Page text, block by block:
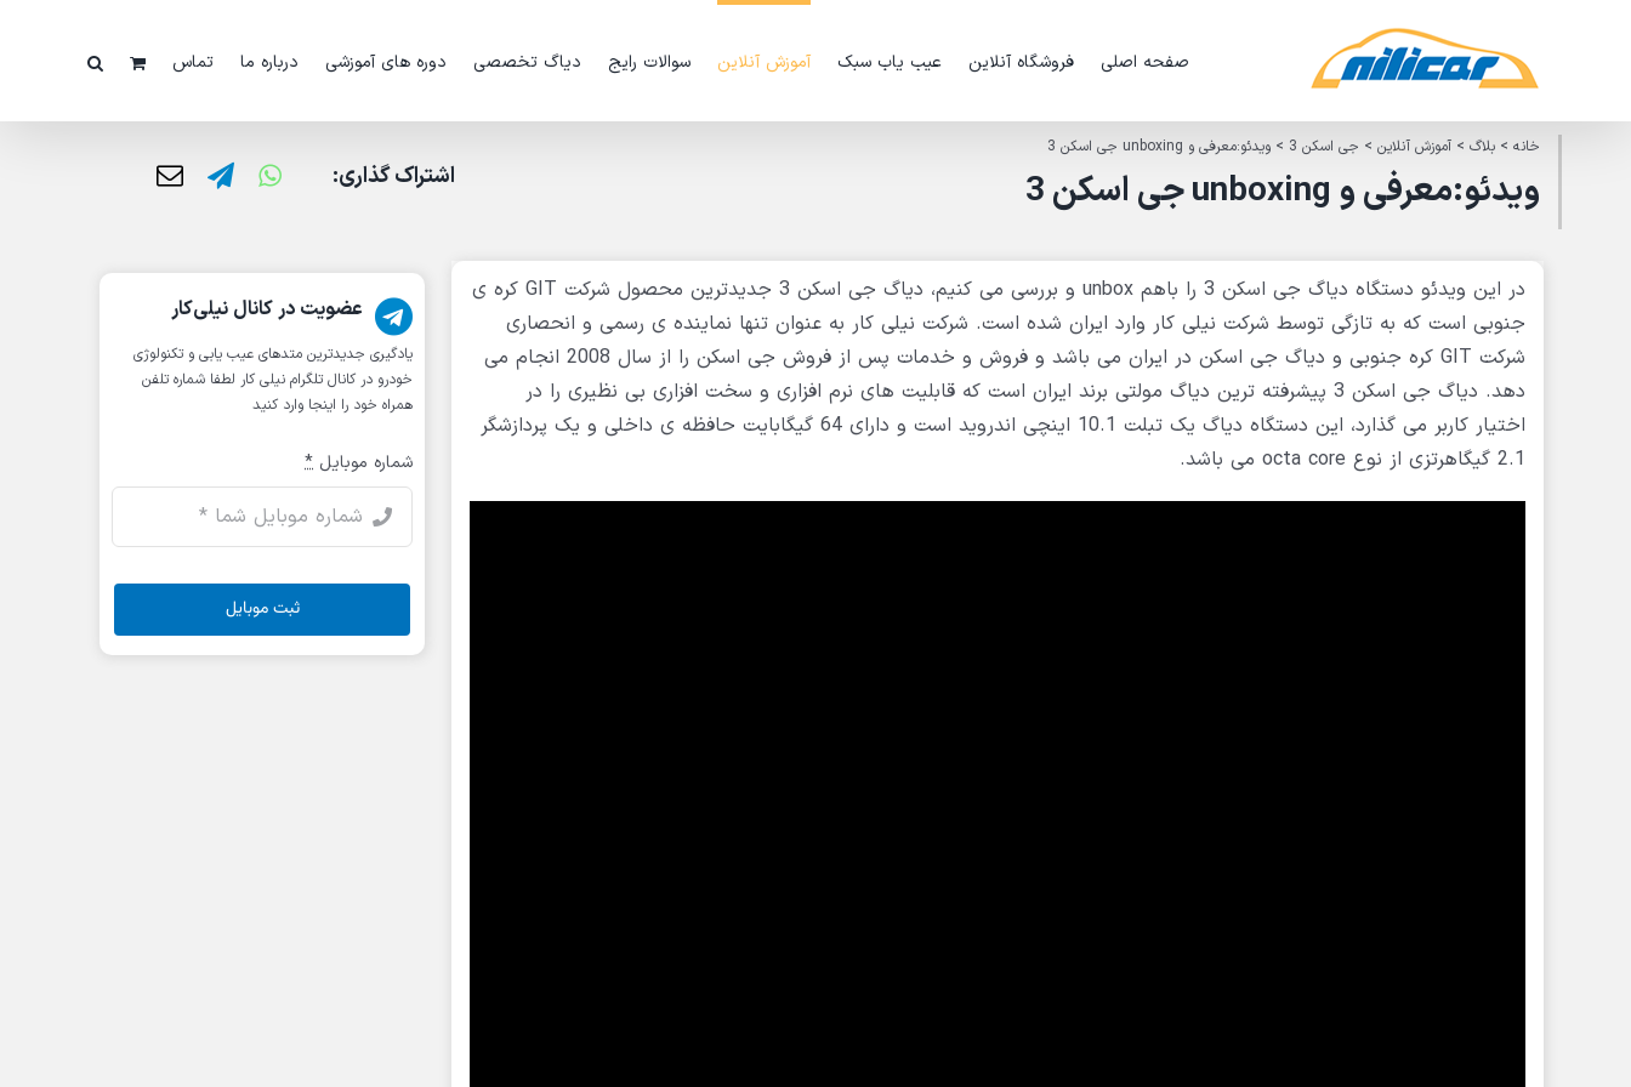
صفحه اصلی فروشگاه آنلاین عیب یاب سبک آموزش آنلاین سوالات رایج دیاگ تخصصی دوره های آموزشی درباره ما تماس
خانه> بلاگ> آموزش آنلاین> جی اسکن 3 > ویدئو:معرفی و unboxing جی اسکن 3
ویدئو:معرفی و unboxing جی اسکن 3 اشتراک گذاری:
در این ویدئو دستگاه دیاگ جی اسکن 3 را باهم unbox و بررسی می کنیم، دیاگ جی اسکن 3 جدیدترین محصول شرکت GIT کره ی
جنوبی است که به تازگی توسط شرکت نیلی کار وارد ایران شده است. شرکت نیلی کار به عنوان تنها نماینده ی رسمی و انحصاری
شرکت GIT کره جنوبی و دیاگ جی اسکن در ایران می باشد و فروش و خدمات پس از فروش جی اسکن را از سال 2008 انجام می
دهد. دیاگ جی اسکن 3 پیشرفته ترین دیاگ مولتی برند ایران است که قابلیت های نرم افزاری و سخت افزاری بی نظیری را در
اختیار کاربر می گذارد، این دستگاه دیاگ یک تبلت 10.1 اینچی اندروید است و دارای 64 گیگابایت حافظه ی داخلی و یک پردازشگر
2.1 گیگاهرتزی از نوع octa core می باشد.
عضویت در کانال نیلی‌کار
یادگیری جدیدترین متد‌های عیب یابی‌ و تکنولوژی
خودرو در کانال تلگرام نیلی کار لطفا شماره تلفن
همراه خود را اینجا وارد کنید
شماره موبایل *
ثبت موبایل